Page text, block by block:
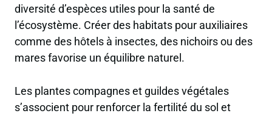
diversité d’espèces utiles pour la santé de
l’écosystème. Créer des habitats pour auxiliaires
comme des hôtels à insectes, des nichoirs ou des
mares favorise un équilibre naturel.
Les plantes compagnes et guildes végétales
s’associent pour renforcer la fertilité du sol et